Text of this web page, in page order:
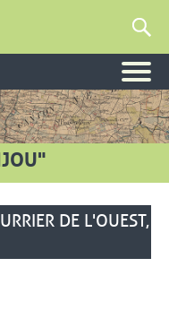
DE L'OUEST,
nouvelle fenêtre